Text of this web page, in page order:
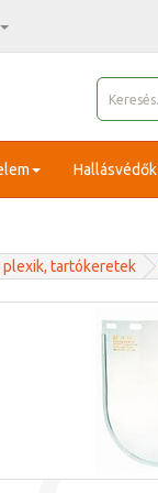
Hallásvédők
plexik, tartókeretek